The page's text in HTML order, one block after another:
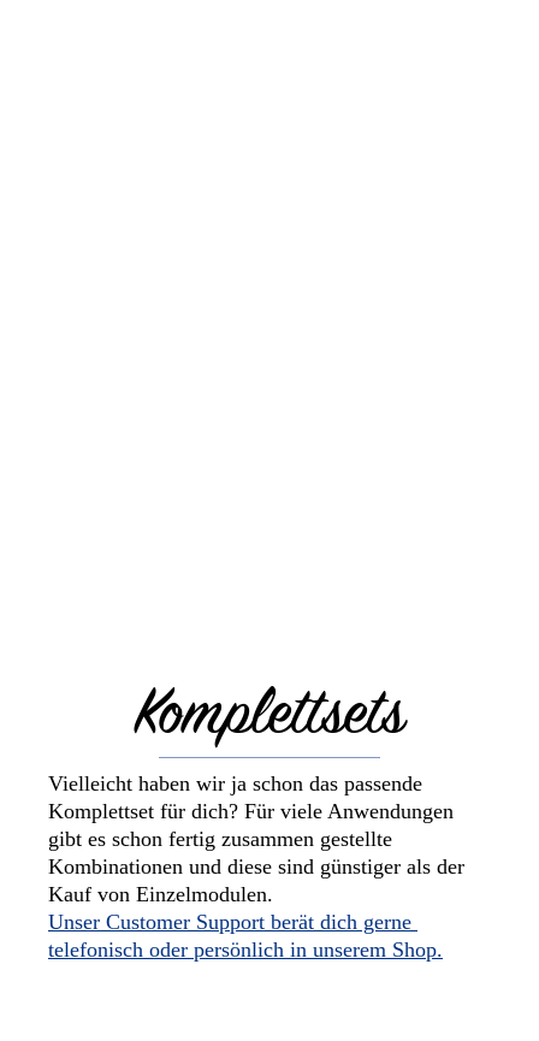
Komplettsets
Vielleicht haben wir ja schon das passende
Komplettset für dich? Für viele Anwendungen
gibt es schon fertig zusammen gestellte
Kombinationen und diese sind günstiger als der
Kauf von Einzelmodulen.
Unser Customer Support berät dich gerne
telefonisch oder persönlich in unserem Shop.